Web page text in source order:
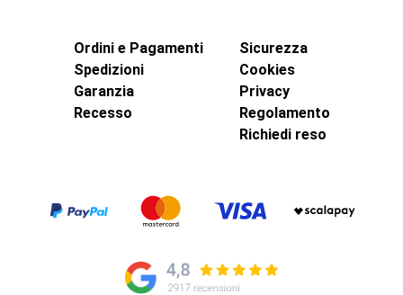
Ordini e Pagamenti
Spedizioni
Garanzia
Recesso
Sicurezza
Cookies
Privacy
Regolamento
Richiedi reso